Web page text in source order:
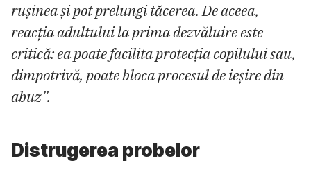
rușinea și pot prelungi tăcerea. De aceea,
reacția adultului la prima dezvăluire este
critică: ea poate facilita protecția copilului sau,
dimpotrivă, poate bloca procesul de ieșire din
abuz”.
Distrugerea probelor